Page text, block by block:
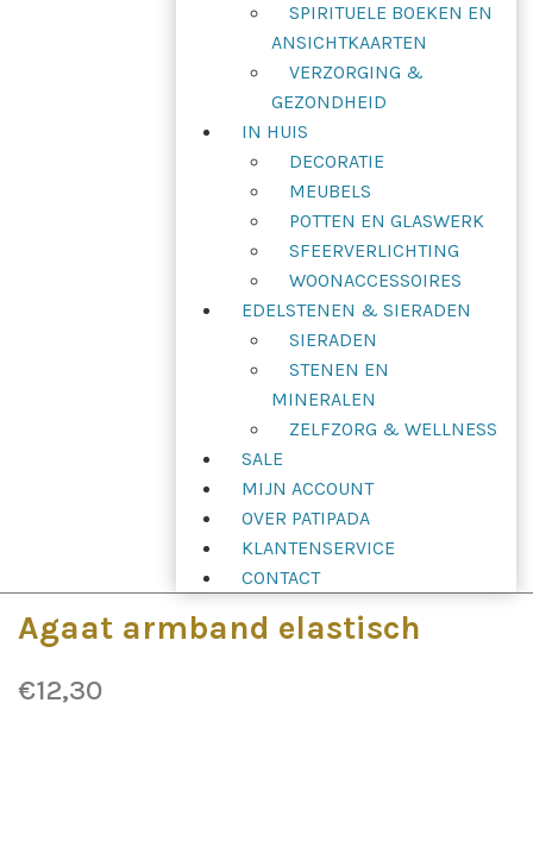
SPIRITUELE BOEKEN EN
ANSICHTKAARTEN
VERZORGING &
GEZONDHEID
IN HUIS
DECORATIE
MEUBELS
POTTEN EN GLASWERK
SFEERVERLICHTING
WOONACCESSOIRES
EDELSTENEN & SIERADEN
SIERADEN
STENEN EN
MINERALEN
ZELFZORG & WELLNESS
SALE
MIJN ACCOUNT
OVER PATIPADA
KLANTENSERVICE
CONTACT
Agaat armband elastisch
€12,30